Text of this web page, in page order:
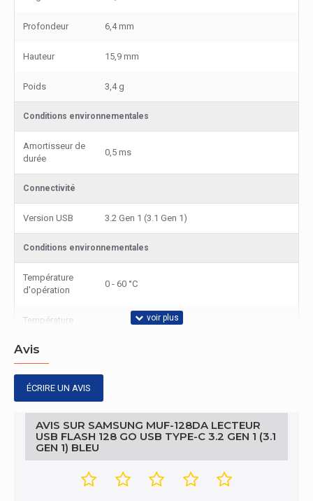
Profondeur 6,4 mm
Hauteur 15,9 mm
Poids 3,4 g
Conditions environnementales
Amortisseur de
durée
0,5 ms
Connectivité
Version USB 3.2 Gen 1 (3.1 Gen 1)
Conditions environnementales
Température
d'opération
0 - 60 °C
Température
fonctionnement
Autres caractéristiques
Nom du produit
Contenu de l'emballage
1 pièce(s)
Avis
ÉCRIRE UN AVIS
AVIS SUR SAMSUNG MUF-128DA LECTEUR
USB FLASH 128 GO USB TYPE-C 3.2 GEN 1 (3.1
GEN 1) BLEU